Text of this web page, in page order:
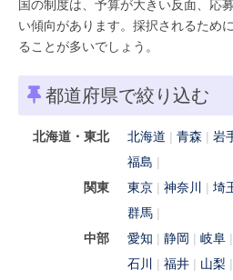
国の制度は、予算が大きい反面、応
い傾向があります。採択されるため
ることが多いでしょう。
都道府県で絞り込む
北海道・東北 北海道 青森 岩
福島
関東
東京 神奈川 埼
群馬
中部
愛知 静岡 岐阜
石川
福井
山梨